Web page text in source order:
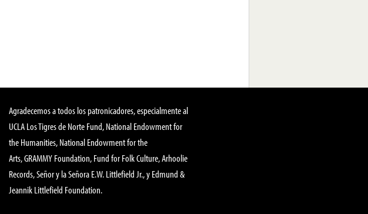
Agradecemos a todos los patronicadores, especialmente al
UCLA Los Tigres de Norte Fund, National Endowment for
the Humanities, National Endowment for the
Arts, GRAMMY Foundation, Fund for Folk Culture, Arhoolie
Records, Señor y la Señora E.W. Littlefield Jr., y Edmund &
Jeannik Littlefield Foundation.